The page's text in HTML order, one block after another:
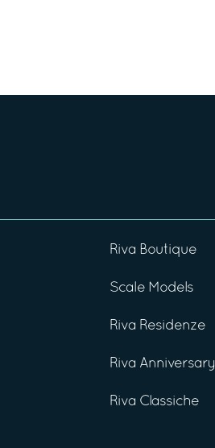
Riva Boutique
Scale Models
Riva Residenze
Riva Anniversary
Riva Classiche